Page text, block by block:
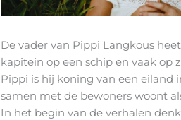
De vader van Pippi Langkous
kapitein op een schip en vaak op
Pippi is hij koning van een eiland
samen met de bewoners woont
In het begin van de verhalen